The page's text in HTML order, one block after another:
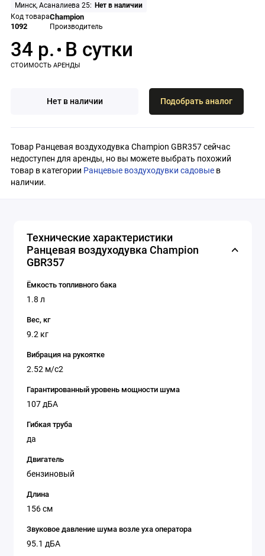
Минск, Асаналиева 25: Нет в наличии
Код товара
1092
Champion
Производитель
34 р.
Нет в наличии Подобрать аналог
Товар Ранцевая воздуходувка Champion GBR357 сейчас
недоступен для аренды, но вы можете выбрать похожий
товар в категории Ранцевые воздуходувки садовые в
наличии.
Технические характеристики
Ранцевая воздуходувка Champion
GBR357
Ёмкость топливного бака
1.8 л
Вес, кг
9.2 кг
Вибрация на рукоятке
2.52 м/с2
Гарантированный уровень мощности шума
107 дБА
Гибкая труба
да
Двигатель
бензиновый
Длина
156 см
Звуковое давление шума возле уха оператора
95.1 дБА